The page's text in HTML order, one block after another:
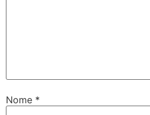
Nome *